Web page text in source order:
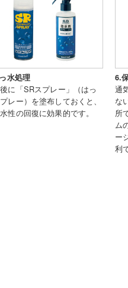
水処理
に「SRスプレー」（はっ
レー）を塗布しておくと、
性の回復に効果的です。
6.
通
な
所
ム
ー
利